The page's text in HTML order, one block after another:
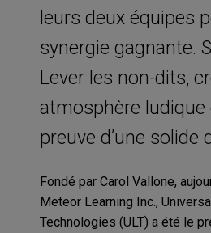
leurs deux équipes
synergie gagnante.
Lever les non-dits,
atmosphère ludique
preuve d’une solide
Fondé par Carol Vallone,
Meteor Learning Inc.,
Technologies (ULT) a été le